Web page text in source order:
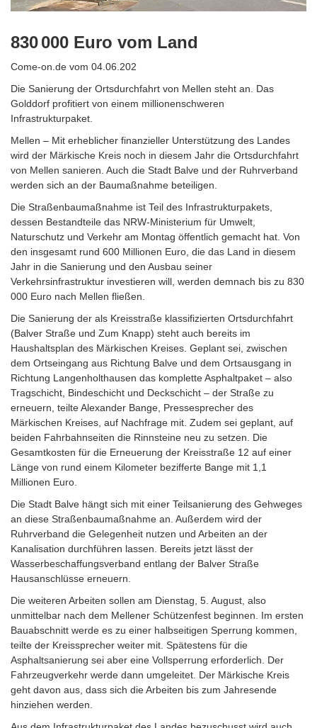
830 000 Euro vom Land
Come-on.de vom 04.06.202
Die Sanierung der Ortsdurchfahrt von Mellen steht an. Das
Golddorf profitiert von einem millionenschweren
Infrastrukturpaket.
Mellen – Mit erheblicher finanzieller Unterstützung des Landes
wird der Märkische Kreis noch in diesem Jahr die Ortsdurchfahrt
von Mellen sanieren. Auch die Stadt Balve und der Ruhrverband
werden sich an der Baumaßnahme beteiligen.
Die Straßenbaumaßnahme ist Teil des Infrastrukturpakets,
dessen Bestandteile das NRW-Ministerium für Umwelt,
Naturschutz und Verkehr am Montag öffentlich gemacht hat. Von
den insgesamt rund 600 Millionen Euro, die das Land in diesem
Jahr in die Sanierung und den Ausbau seiner
Verkehrsinfrastruktur investieren will, werden demnach bis zu 830
000 Euro nach Mellen fließen.
Die Sanierung der als Kreisstraße klassifizierten Ortsdurchfahrt
(Balver Straße und Zum Knapp) steht auch bereits im
Haushaltsplan des Märkischen Kreises. Geplant sei, zwischen
dem Ortseingang aus Richtung Balve und dem Ortsausgang in
Richtung Langenholthausen das komplette Asphaltpaket – also
Tragschicht, Bindeschicht und Deckschicht – der Straße zu
erneuern, teilte Alexander Bange, Pressesprecher des
Märkischen Kreises, auf Nachfrage mit. Zudem sei geplant, auf
beiden Fahrbahnseiten die Rinnsteine neu zu setzen. Die
Gesamtkosten für die Erneuerung der Kreisstraße 12 auf einer
Länge von rund einem Kilometer bezifferte Bange mit 1,1
Millionen Euro.
Die Stadt Balve hängt sich mit einer Teilsanierung des Gehweges
an diese Straßenbaumaßnahme an. Außerdem wird der
Ruhrverband die Gelegenheit nutzen und Arbeiten an der
Kanalisation durchführen lassen. Bereits jetzt lässt der
Wasserbeschaffungsverband entlang der Balver Straße
Hausanschlüsse erneuern.
Die weiteren Arbeiten sollen am Dienstag, 5. August, also
unmittelbar nach dem Mellener Schützenfest beginnen. Im ersten
Bauabschnitt werde es zu einer halbseitigen Sperrung kommen,
teilte der Kreissprecher weiter mit. Spätestens für die
Asphaltsanierung sei aber eine Vollsperrung erforderlich. Der
Fahrzeugverkehr werde dann umgeleitet. Der Märkische Kreis
geht davon aus, dass sich die Arbeiten bis zum Jahresende
hinziehen werden.